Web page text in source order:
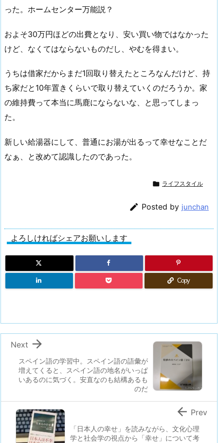
った。ホームセンター万能説？
およそ30万円ほどの出費となり、安い買い物ではなかった
けど、なくてはならないものだし、やむを得まい。
うちは借家だからまだ1回取り替えたところなんだけど、持
ち家だと10年置きくらいで取り替えていくのだろうか。家
の維持費って本当に馬鹿にならないな、と思ってしまっ
た。
新しい給湯器にして、普通にお湯が出るって幸せなことだ
なぁ、と改めて認識したのであった。
 ライフスタイル
 Posted by junchan
よろしければシェアお願いします
Copy
スペイン語の学習中。スペイン語の語彙が
増えてくると、スペイン語の地名がいっぱ
いあるのに気づく。安直なのも結構あるも
のだ

Next
「日本人の幸せ」を読みながら、文化心理
学と社会学の視点から「幸せ」について考
 Prev